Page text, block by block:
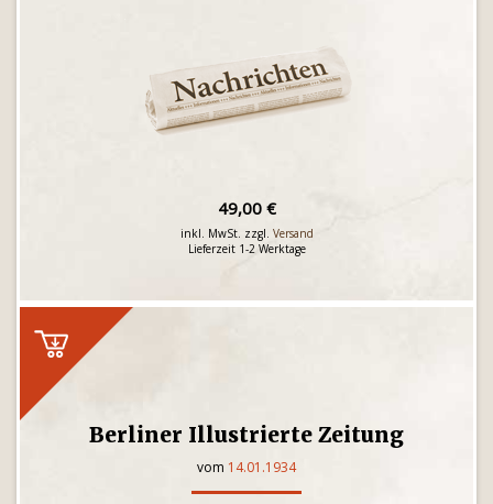
49,00 €
inkl. MwSt. zzgl. Versand
Lieferzeit 1-2 Werktage
Berliner Illustrierte Zeitung
vom 14.01.1934